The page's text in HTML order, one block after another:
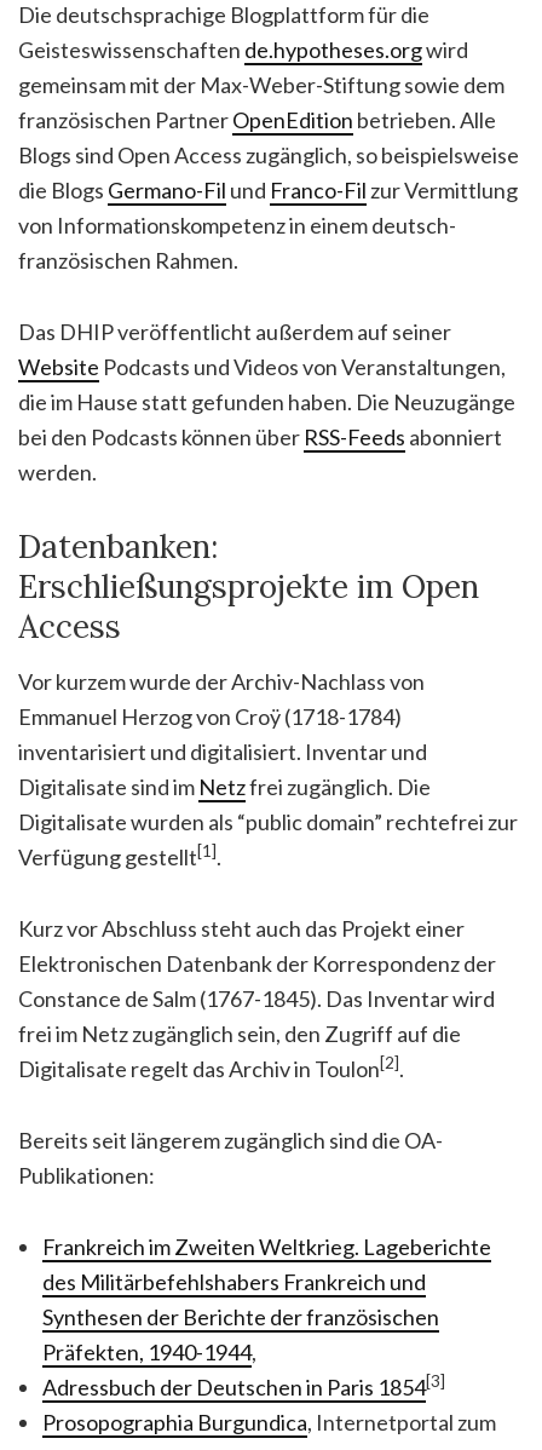
Die deutschsprachige Blogplattform für die
Geisteswissenschaften de.hypotheses.orgwird
gemeinsam mit der Max-Weber-Stiftung sowie dem
französischen PartnerOpenEdition betrieben. Alle
Blogs sind Open Access zugänglich, so beispielsweise
die Blogs Germano-Fil und Franco-Fil zur Vermittlung
von Informationskompetenz in einem deutsch-
französischen Rahmen.
Das DHIP veröffentlicht außerdem auf seiner
Website Podcasts und Videos von Veranstaltungen,
die im Hause statt gefunden haben. Die Neuzugänge
bei den Podcasts können über RSS-Feeds abonniert
werden.
Datenbanken:
Erschließungsprojekte im Open
Access
Vor kurzem wurde der Archiv-Nachlass von
Emmanuel Herzog von Croÿ (1718-1784)
inventarisiert und digitalisiert. Inventar und
Digitalisate sind im Netzfrei zugänglich. Die
Digitalisate wurden als “public domain” rechtefrei zur
Verfügung gestellt[1].
Kurz vor Abschluss steht auch das Projekt einer
Elektronischen Datenbank der Korrespondenz der
Constance de Salm (1767-1845). Das Inventar wird
frei im Netz zugänglich sein, den Zugriff auf die
Digitalisate regelt das Archiv in Toulon[2].
Bereits seit längerem zugänglich sind die OA-
Publikationen:
Frankreich im Zweiten Weltkrieg. Lageberichte
des Militärbefehlshabers Frankreich und
Synthesen der Berichte der französischen
Präfekten, 1940-1944,
Adressbuch der Deutschen in Paris 1854[3]
Prosopographia Burgundica, Internetportal zum